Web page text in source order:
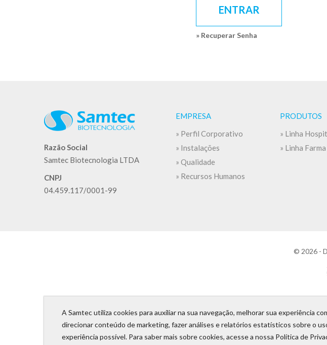
ENTRAR
» Recuperar Senha
Razão Social
Samtec Biotecnologia LTDA
CNPJ
04.459.117/0001-99
EMPRESA
» Perfil Corporativo
» Instalações
» Qualidade
» Recursos Humanos
PRODUTOS
» Linha
» Linha Farma
© 2026 -
A Samtec utiliza cookies para auxiliar na sua navegação, melhorar sua experiência
direcionar conteúdo de marketing, fazer análises e relatórios estatísticos sobre o
experiência possível. Para saber mais sobre cookies, acesse a nossa Política de